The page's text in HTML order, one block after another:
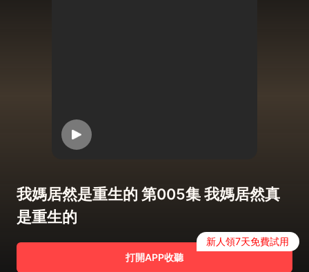
我媽居然是重生的 第005集 我媽居然真
是重生的
打開APP收聽
新人領7天免費試用